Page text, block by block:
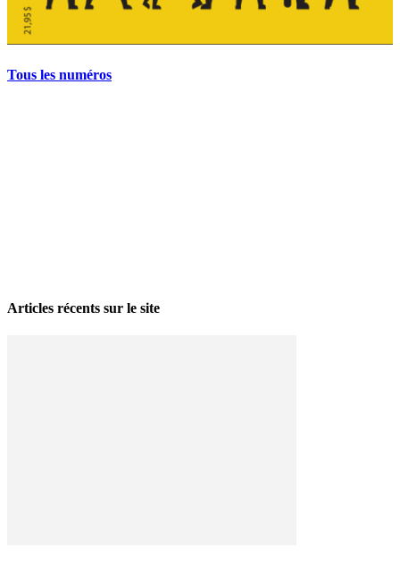
Tous les numéros
Articles récents sur le site